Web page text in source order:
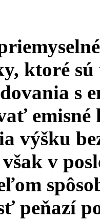
ktoré
s
výšku
v
peňazí